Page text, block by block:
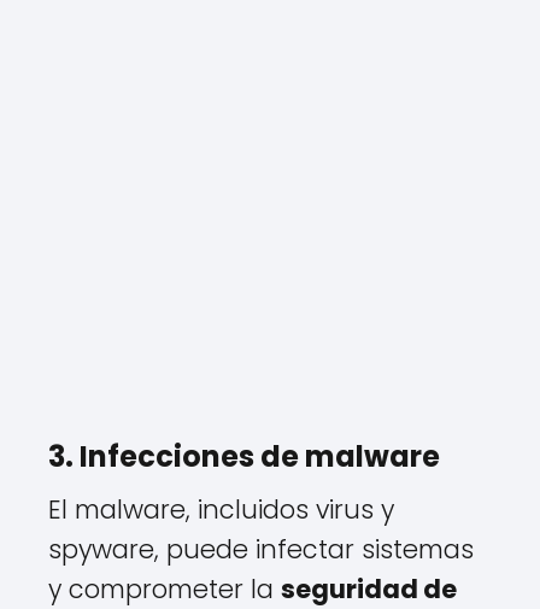
3. Infecciones de malware
El malware, incluidos virus y
spyware, puede infectar sistemas
y comprometer la seguridad de